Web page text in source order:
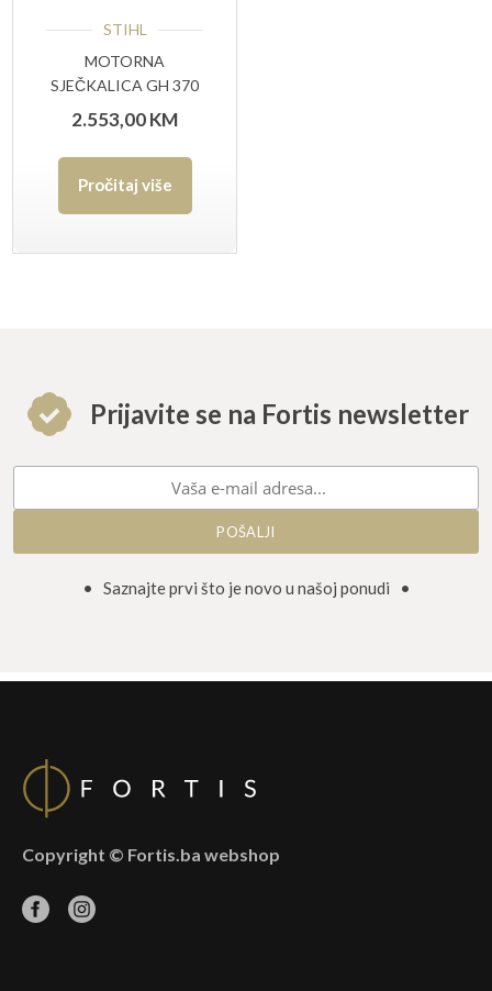
STIHL
MOTORNA
SJEČKALICA GH 370
S
2.553,00KM
Pročitaj više
Prijavite se na Fortis newsletter
• Saznajte prvi što je novo u našoj ponudi •
Copyright © Fortis.ba webshop